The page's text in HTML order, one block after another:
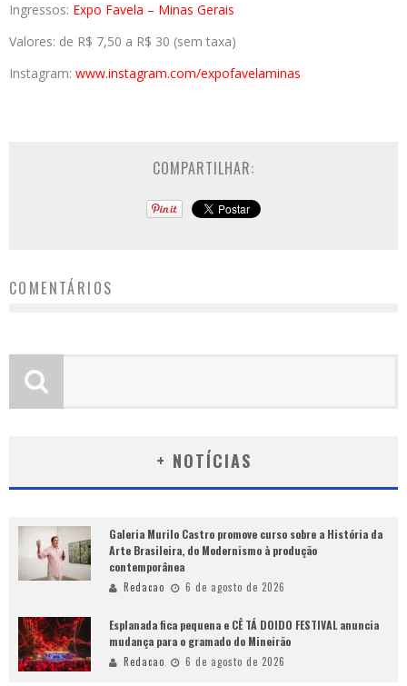
Ingressos: Expo Favela – Minas Gerais
Valores: de R$ 7,50 a R$ 30 (sem taxa)
Instagram: www.instagram.com/expofavelaminas
COMPARTILHAR:
COMENTÁRIOS
+ NOTÍCIAS
Galeria Murilo Castro promove curso sobre a História da
Arte Brasileira, do Modernismo à produção
contemporânea
Redacao 6 de agosto de 2026
Esplanada fica pequena e CÊ TÁ DOIDO FESTIVAL anuncia
mudança para o gramado do Mineirão
Redacao 6 de agosto de 2026